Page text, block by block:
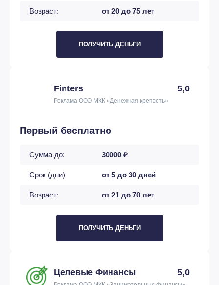
Возраст: от 20 до 75 лет
ПОЛУЧИТЬ ДЕНЬГИ
Finters 5,0
Реклама ООО МКК «Денежная крепость»
Первый бесплатно
Сумма до: 30000 ₽
Срок (дни): от 5 до 30 дней
Возраст: от 21 до 70 лет
ПОЛУЧИТЬ ДЕНЬГИ
Целевые Финансы 5,0